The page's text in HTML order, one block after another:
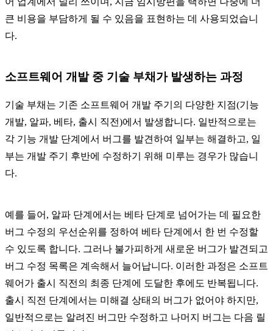
큰 비용을 부담하게 될 수 있음을 표현하는 데 사용되었습니
다.
소프트웨어 개발 중 기술 부채가 발생하는 과정
기술 부채는 기존 소프트웨어 개발 주기의 다양한 지점(기능
개발, 알파, 베타, 출시 직전)에서 발생합니다. 일반적으로는
각 기능 개발 단계에서 버그를 발견하여 일부는 해결하고, 일
부는 개발 주기 후반에 수정하기 위해 미루는 경우가 많습니
다.
예를 들어, 알파 단계에서는 베타 단계로 넘어가는 데 필요한
버그 수정의 우선순위를 정하여 베타 단계에서 한 번 수정할
수 있도록 합니다. 그러나 불가피하게 새로운 버그가 발견되고
버그 수정 목록은 계속해서 늘어납니다. 이러한 과정은 소프트
웨어가 출시 직전의 최종 단계에 도달한 후에도 반복됩니다.
출시 직전 단계에서는 미해결 상태의 버그가 없어야 하지만,
일반적으로는 알려진 버그만 수정하고 나머지 버그는 다음 릴